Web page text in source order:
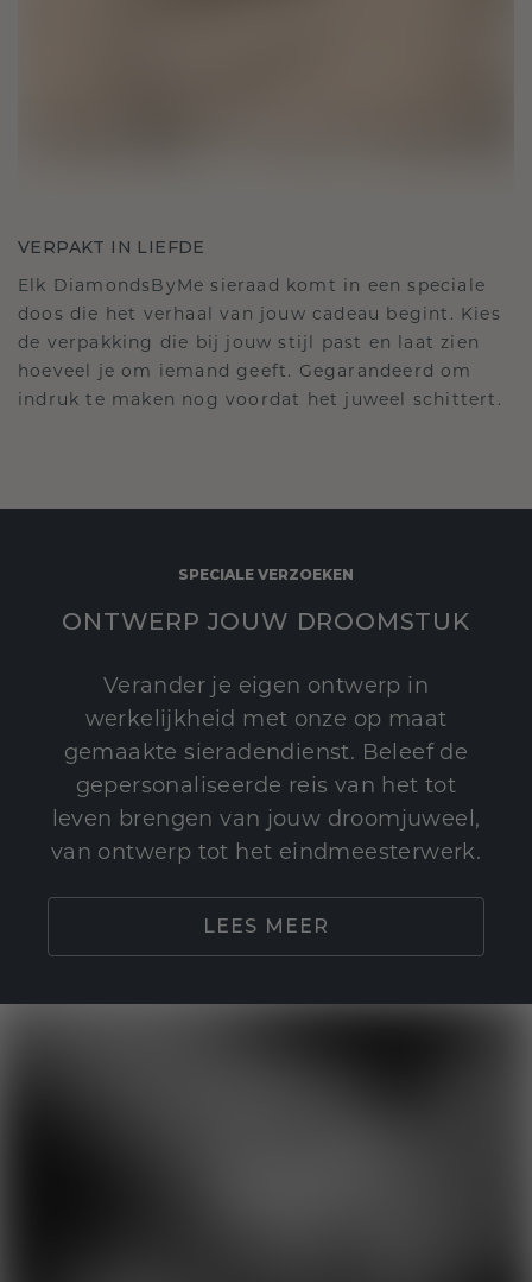
VERPAKT IN LIEFDE
Elk DiamondsByMe sieraad komt in een speciale
doos die het verhaal van jouw cadeau begint. Kies
de verpakking die bij jouw stijl past en laat zien
hoeveel je om iemand geeft. Gegarandeerd om
indruk te maken nog voordat het juweel schittert.
SPECIALE VERZOEKEN
ONTWERP JOUW DROOMSTUK
Verander je eigen ontwerp in
werkelijkheid met onze op maat
gemaakte sieradendienst. Beleef de
gepersonaliseerde reis van het tot
leven brengen van jouw droomjuweel,
van ontwerp tot het eindmeesterwerk.
LEES MEER